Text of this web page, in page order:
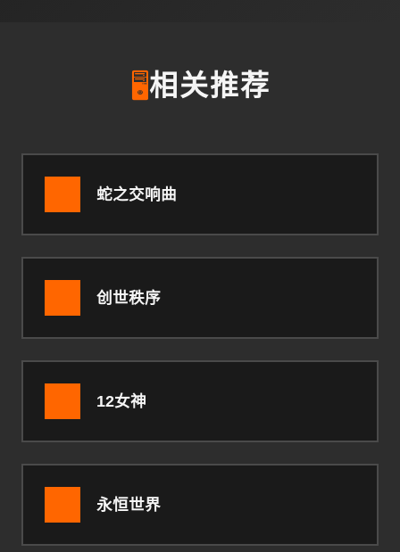
🖥️相关推荐
蛇之交响曲
创世秩序
12女神
永恒世界